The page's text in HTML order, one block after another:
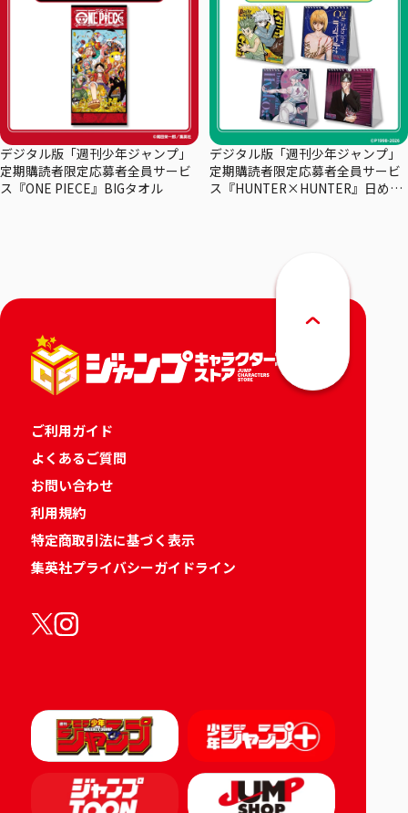
デジタル版「週刊少年ジャンプ」
定期購読者限定応募者全員サービ
ス『ONE PIECE』BIGタオル
デジタル版「週刊少年ジャンプ」
定期購読者限定応募者全員サービ
ス『HUNTER×HUNTER』日めく
ご利用ガイド
よくあるご質問
お問い合わせ
利用規約
特定商取引法に基づく表示
集英社プライバシーガイドライン